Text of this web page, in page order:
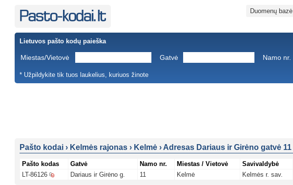
Duomenų bazė
Lietuvos pašto kodų paieška
Miestas/Vietovė Gatvė Namo nr.
* Užpildykite tik tuos laukelius, kuriuos žinote
Pašto kodai › Kelmės rajonas › Kelmė › Adresas Dariaus ir Girėno gatvė 11
Pašto kodas Gatvė Namo nr. Miestas / Vietovė Savivaldybė
LT-86126
Dariaus ir Girėno g. 11 Kelmė Kelmės r. sav.